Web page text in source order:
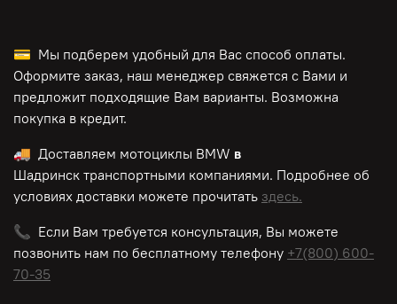
💳 Мы подберем удобный для Вас способ оплаты.
Оформите заказ, наш менеджер свяжется с Вами и
предложит подходящие Вам варианты. Возможна
покупка в кредит.
🚚 Доставляем мотоциклы BMW в
Шадринск транспортными компаниями. Подробнее об
условиях доставки можете прочитать здесь.
📞 Если Вам требуется консультация, Вы можете
позвонить нам по бесплатному телефону +7(800) 600-
70-35